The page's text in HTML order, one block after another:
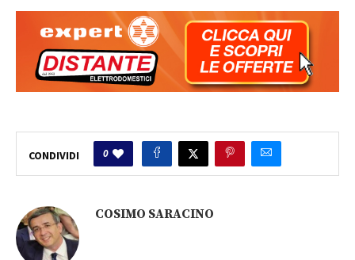
CONDIVIDI 0
COSIMO SARACINO